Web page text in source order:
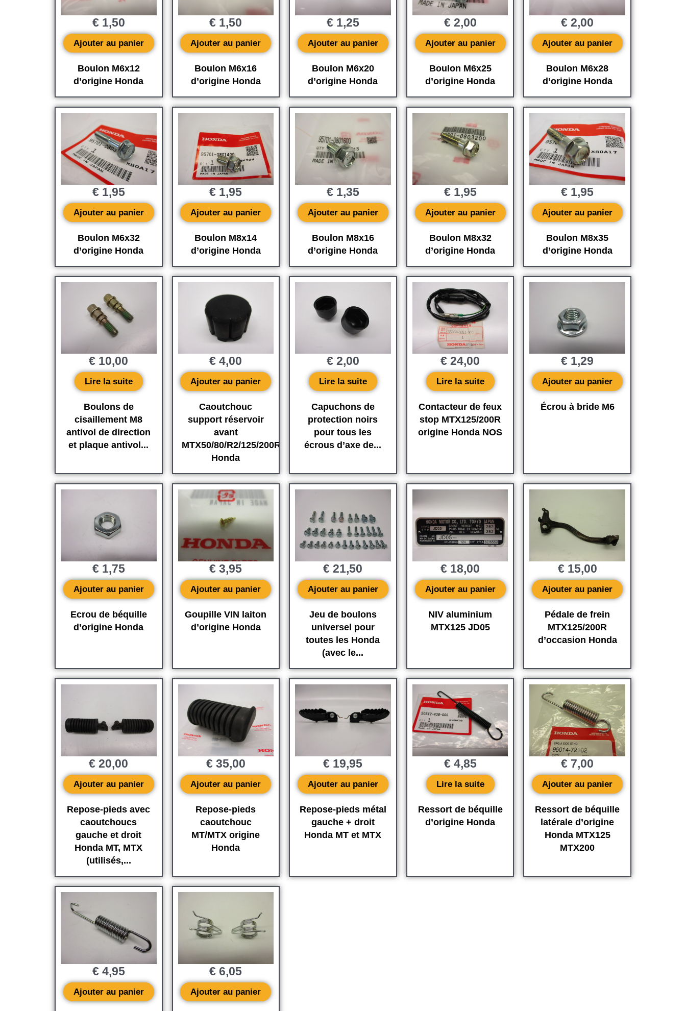
Boulon M6x12
d’origine Honda
€1,50
Ajouter au panier
Boulon M6x16
d’origine Honda
€ 1,50
Ajouter au panier
Boulon M6x20
d’origine Honda
€1,25
Ajouter au panier
Boulon M6x25
d’origine Honda
€2,00
Ajouter au panier
Boulon M6x28
d’origine Honda
€ 2,00
Ajouter au panier
Boulon M6x32
d’origine Honda
€1,95
Ajouter au panier
Boulon M8x14
d’origine Honda
€ 1,95
Ajouter au panier
Boulon M8x16
d’origine Honda
€1,35
Ajouter au panier
Boulon M8x32
d’origine Honda
€1,95
Ajouter au panier
Boulon M8x35
d’origine Honda
€ 1,95
Ajouter au panier
Boulons de
cisaillement M8
antivol de direction
et plaque antivol...
€ 10,00
Lire la suite
Caoutchouc
support réservoir
avant
MTX50/80/R2/125/200R
Honda
€ 4,00
Ajouter au panier
Capuchons de
protection noirs
pour tous les
écrous d’axe de...
€2,00
Lire la suite
Contacteur de feux
stop MTX125/200R
origine Honda NOS
€ 24,00
Lire la suite
Écrou à bride M6
€ 1,29
Ajouter au panier
Ecrou de béquille
d’origine Honda
€1,75
Ajouter au panier
Goupille VIN laiton
d’origine Honda
€ 3,95
Ajouter au panier
Jeu de boulons
universel pour
toutes les Honda
(avec le...
€ 21,50
Ajouter au panier
NIV aluminium
MTX125 JD05
€ 18,00
Ajouter au panier
Pédale de frein
MTX125/200R
d’occasion Honda
€15,00
Ajouter au panier
Repose-pieds avec
caoutchoucs
gauche et droit
Honda MT, MTX
(utilisés,...
€ 20,00
Ajouter au panier
Repose-pieds
caoutchouc
MT/MTX origine
Honda
€35,00
Ajouter au panier
Repose-pieds métal
gauche + droit
Honda MT et MTX
€ 19,95
Ajouter au panier
Ressort de béquille
d’origine Honda
€4,85
Lire la suite
Ressort de béquille
latérale d’origine
Honda MTX125
MTX200
€ 7,00
Ajouter au panier
€4,95
Ajouter au panier
€ 6,05
Ajouter au panier